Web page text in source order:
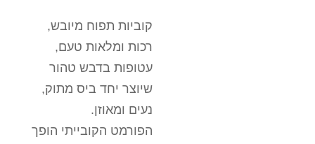
קוביות תפוח מיובש,
רכות ומלאות טעם,
עטופות בדבש טהור
שיוצר יחד ביס מתוק,
נעים ומאוזן.
הפורמט הקובייתי הופך